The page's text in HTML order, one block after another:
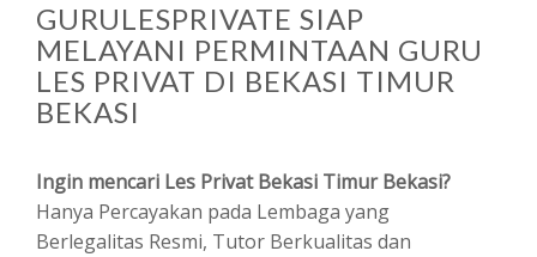
GURULESPRIVATE SIAP
MELAYANI PERMINTAAN GURU
LES PRIVAT DI BEKASI TIMUR
BEKASI
Ingin mencari Les Privat Bekasi Timur Bekasi?
Hanya Percayakan pada Lembaga yang
Berlegalitas Resmi, Tutor Berkualitas dan